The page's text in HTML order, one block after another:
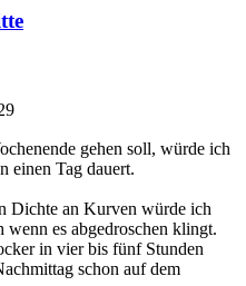
gehen soll, würde ich
einen Tag dauert.
Dichte an Kurven würde ich
es abgedroschen klingt.
in vier bis fünf Stunden
schon auf dem